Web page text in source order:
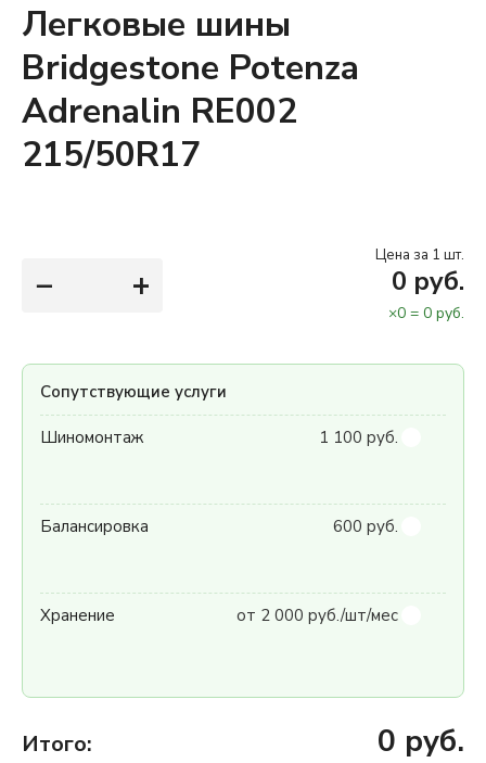
Легковые шины
Bridgestone Potenza
Adrenalin RE002
215/50R17
− +
Цена за 1 шт.
0 руб.
×0 = 0 руб.
Сопутствующие услуги
Шиномонтаж 1 100 руб.
Балансировка 600 руб.
Хранение от 2 000 руб./шт/мес
Итого: 0 руб.